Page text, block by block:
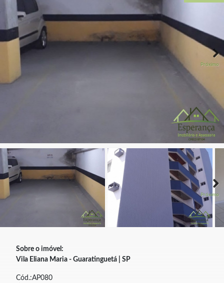
Próximo
Próximo
Sobre o imóvel:
Vila Eliana Maria - Guaratinguetá | SP
Cód.:AP080